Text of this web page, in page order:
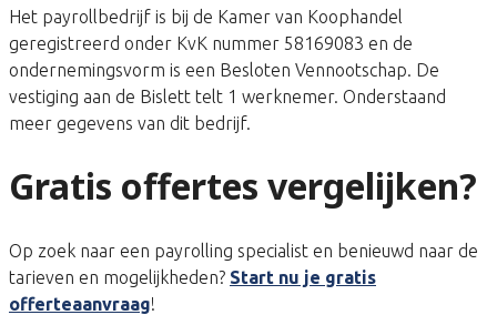
Het payrollbedrijf is bij de Kamer van Koophandel
geregistreerd onder KvK nummer 58169083 en de
ondernemingsvorm is een Besloten Vennootschap. De
vestiging aan de Bislett telt 1 werknemer. Onderstaand
meer gegevens van dit bedrijf.
Gratis offertes vergelijken?
Op zoek naar een payrolling specialist en benieuwd naar de
tarieven en mogelijkheden? Start nu je gratis
offerteaanvraag!